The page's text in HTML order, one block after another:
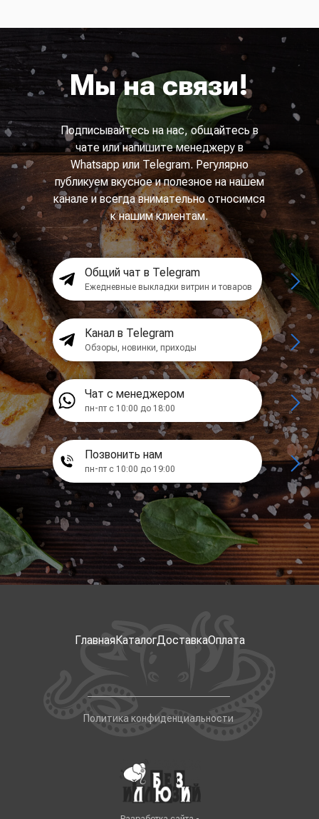
Мы на связи!
Подписывайтесь на нас, общайтесь в
чате или напишите менеджеру в
Whatsapp или Telegram. Регулярно
публикуем вкусное и полезное на нашем
канале и всегда внимательно относимся
к нашим клиентам.
Общий чат в Telegram
Ежедневные выкладки витрин и товаров
Канал в Telegram
Обзоры, новинки, приходы
Чат с менеджером
пн-пт с 10:00 до 18:00
Позвонить нам
пн-пт с 10:00 до 19:00
ГлавнаяКаталогДоставкаОплата
Политика конфиденциальности